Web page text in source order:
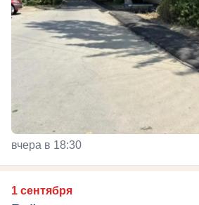
вчера в 18:30
1 сентября